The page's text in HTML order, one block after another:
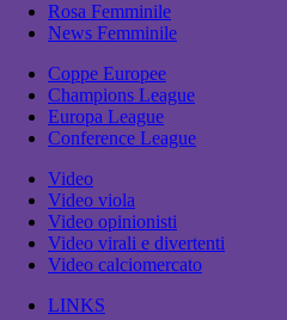
Rosa Femminile
News Femminile
Coppe Europee
Champions League
Europa League
Conference League
Video
Video viola
Video opinionisti
Video virali e divertenti
Video calciomercato
LINKS